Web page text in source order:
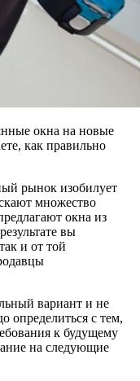
окна на новые
как правильно
рынок изобилует
множество
окна из
вы
и от той
вариант и не
определиться с тем,
к будущему
на следующие